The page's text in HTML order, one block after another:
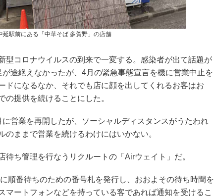
延駅前にある「中華そば 多賀野」の店舗
型コロナウイルスの到来で一変する。感染者が出て話題が
途絶えなかったが、4月の緊急事態宣言を機に営業中止を
ドになるなか、それでも店に顔を出してくれるお客はお
の提供を続けることにした。
営業を再開したが、ソーシャルディスタンスがうたわれ
のままで営業を続けるわけにはいかない。
待ち管理を行なうリクルートの「Airウェイト」だ。
順番待ちのための番号札を発行し、おおよその待ち時間を
マートフォンなどを持っている客であれば通知を受けるこ